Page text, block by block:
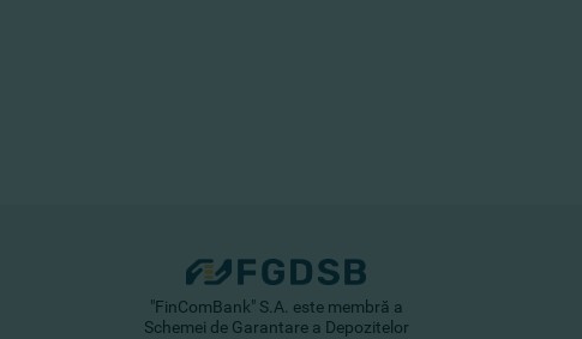
"FinComBank" S.A. este membră a
Schemei de Garantare a Depozitelor